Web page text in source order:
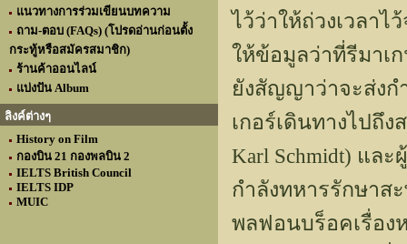
แนวทางการร่วมเขียนบทความ
ถาม-ตอบ (FAQs) (โปรดอ่านก่อนตั้ง
กระทู้หรือสมัครสมาชิก)
ร้านค้าออนไลน์
แบ่งปัน Album
ลิงค์ต่างๆ
History on Film
กองบิน 21 กองพลบิน 2
IELTS British Council
IELTS IDP
MUIC
ไว้ว่าให้ถ่วงเวลา
ให้ข้อมูลว่าที่รีมาเ
ยังสัญญาว่าจะส่งก
เกอร์เดินทางไปถึ
Karl Schmidt) และ
กำลังทหารรักษาส
พลฟอนบร็อคเรื่อง